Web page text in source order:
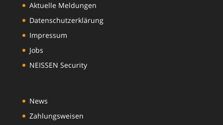
Aktuelle Meldungen
Datenschutzerklärung
Impressum
Jobs
NEISSEN Security
News
Zahlungsweisen